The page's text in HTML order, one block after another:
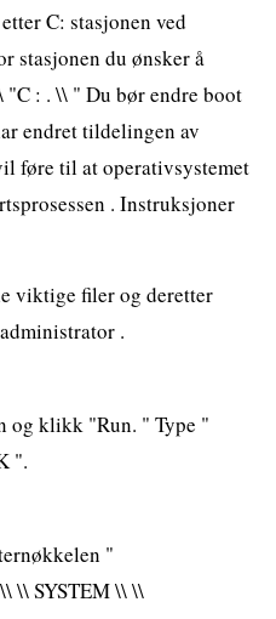
C: stasjonen ved
stasjonen du ønsker å
: . \\ " Du bør endre boot
endret tildelingen av
føre til at operativsystemet
. Instruksjoner
viktige filer og deretter
.
og klikk "Run. " Type "
".
"
\\ SYSTEM \\ \\